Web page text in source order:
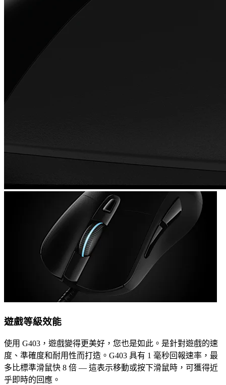
遊戲等級效能
使用 G403，遊戲變得更美好，您也是如此。是針對遊戲的速
度、準確度和耐用性而打造。G403 具有 1 毫秒回報速率，最
多比標準滑鼠快 8 倍 — 這表示移動或按下滑鼠時，可獲得近
乎即時的回應。